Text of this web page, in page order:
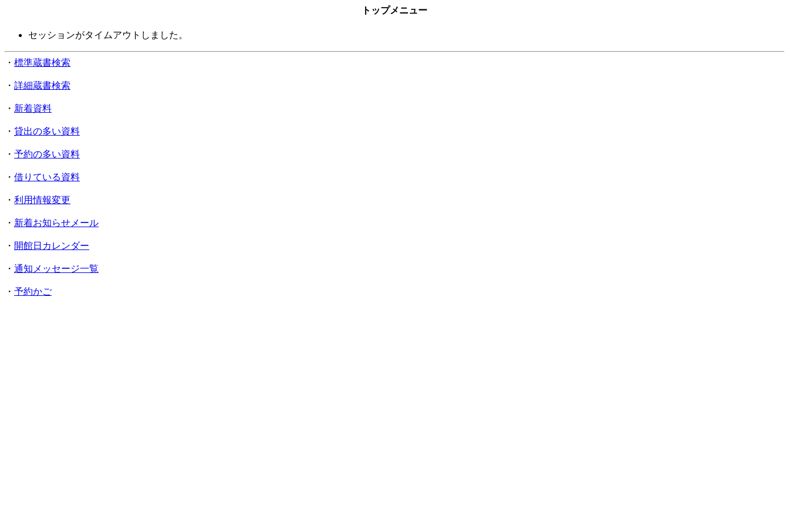
トップメニュー
セッションがタイムアウトしました。
・ 標準蔵書検索
・ 詳細蔵書検索
・ 新着資料
・ 貸出の多い資料
・ 予約の多い資料
・ 借りている資料
・ 利用情報変更
・ 新着お知らせメール
・ 開館日カレンダー
・ 通知メッセージ一覧
・ 予約かご